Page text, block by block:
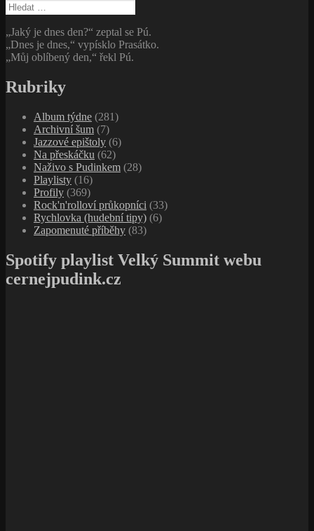
Vyhledávání
„Jaký je dnes den?“ zeptal se Pú.
„Dnes je dnes,“ vypísklo Prasátko.
„Můj oblíbený den,“ řekl Pú.
Rubriky
Album týdne (281)
Archivní šum (7)
Jazzové epištoly (6)
Na přeskáčku (62)
Naživo s Pudinkem (28)
Playlisty (16)
Profily (369)
Rock'n'rolloví průkopníci (33)
Rychlovka (hudební tipy) (6)
Zapomenuté příběhy (83)
Spotify playlist Velký Summit webu
cernejpudink.cz